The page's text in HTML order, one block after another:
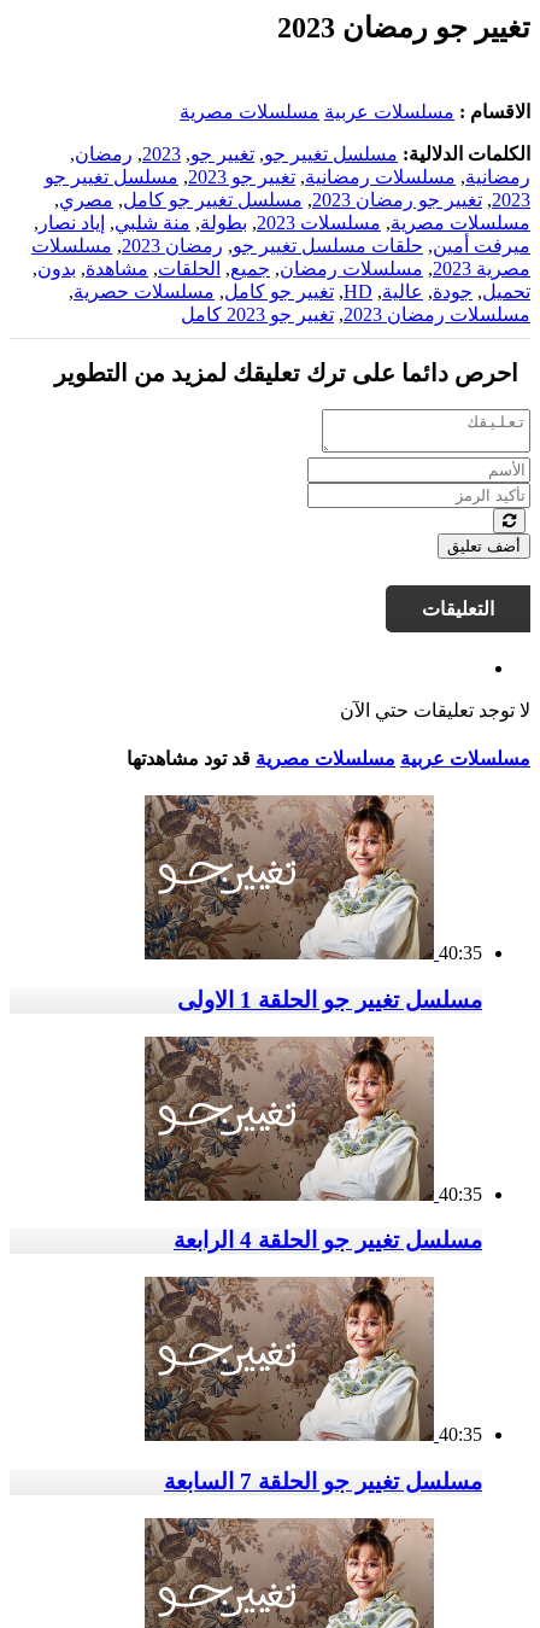
تغيير جو رمضان 2023
الاقسام : مسلسلات عربية مسلسلات مصرية
الكلمات الدلالية: مسلسل تغيير جو, تغيير جو,
2023
, رمضان,
رمضانية, مسلسلات رمضانية, تغيير جو 2023 , مسلسل تغيير جو
2023
, تغيير جو رمضان 2023 , مسلسل تغيير جو كامل, مصري,
مسلسلات مصرية, مسلسلات 2023 , بطولة, منة شلبي, إياد نصار ,
ميرفت أمين, حلقات مسلسل تغيير جو, رمضان 2023 , مسلسلات
مصرية 2023
, مسلسلات رمضان, جميع, الحلقات, مشاهدة, بدون,
تحميل, جودة, عالية,
HD
, تغيير جو كامل, مسلسلات حصرية,
مسلسلات رمضان 2023
, تغيير جو 2023 كامل
احرص دائما على ترك تعليقك لمزيد من التطوير
أضف تعليق
التعليقات
لا توجد تعليقات حتي الآن
مسلسلات عربية مسلسلات مصرية قد تود مشاهدتها
40:35
مسلسل تغيير جو الحلقة 1 الاولى
40:35
مسلسل تغيير جو الحلقة 4 الرابعة
40:35
مسلسل تغيير جو الحلقة 7 السابعة